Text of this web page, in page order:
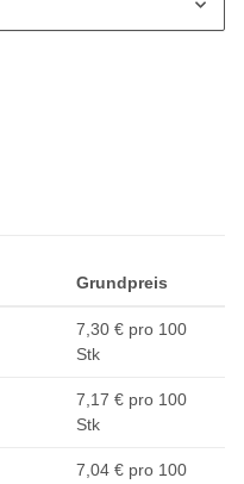
Grundpreis
7,30 € pro 100
Stk
7,17 € pro 100
Stk
7,04 € pro 100